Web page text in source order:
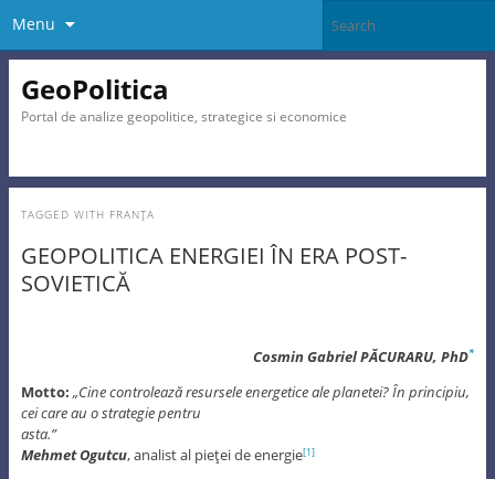
Menu
GeoPolitica
Portal de analize geopolitice, strategice si economice
TAGGED WITH FRANŢA
GEOPOLITICA ENERGIEI ÎN ERA POST-
SOVIETICĂ
Cosmin Gabriel PĂCURARU, PhD*
Motto: „Cine controlează resursele energetice ale planetei? În principiu,
cei care au o strategie pentru
asta.”
Mehmet Ogutcu, analist al pieţei de energie[1]